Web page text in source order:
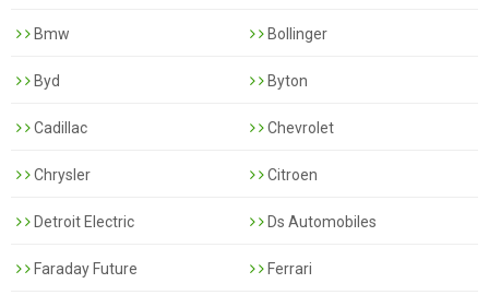
Bmw Bollinger
Byd Byton
Cadillac Chevrolet
Chrysler Citroen
Detroit Electric Ds Automobiles
Faraday Future Ferrari